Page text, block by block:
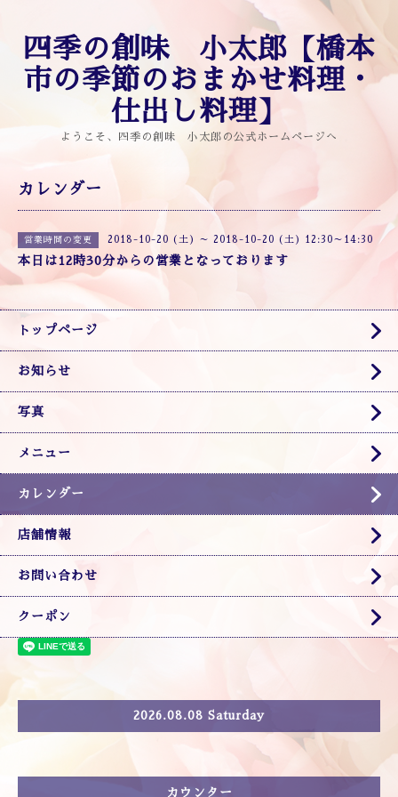
四季の創味 小太郎【橋本
市の季節のおまかせ料理・
仕出し料理】
ようこそ、四季の創味 小太郎の公式ホームページへ
カレンダー
営業時間の変更 2018-10-20 (土) ～ 2018-10-20 (土) 12:30～14:30
本日は12時30分からの営業となっております
トップページ
お知らせ
写真
メニュー
カレンダー
店舗情報
お問い合わせ
クーポン
2026.08.08 Saturday
カウンター